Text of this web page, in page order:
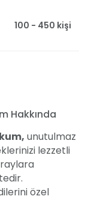
100 - 450 kişi
Hakkında
unutulmaz
lezzetli
özel